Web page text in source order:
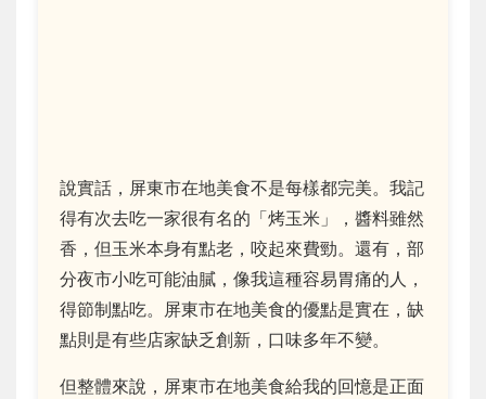
說實話，屏東市在地美食不是每樣都完美。我記
得有次去吃一家很有名的「烤玉米」，醬料雖然
香，但玉米本身有點老，咬起來費勁。還有，部
分夜市小吃可能油膩，像我這種容易胃痛的人，
得節制點吃。屏東市在地美食的優點是實在，缺
點則是有些店家缺乏創新，口味多年不變。
但整體來說，屏東市在地美食給我的回憶是正面